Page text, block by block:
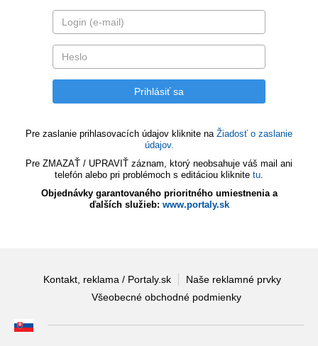
Pre zaslanie prihlasovacích údajov kliknite na Žiadosť o zaslanie
údajov.
Pre ZMAZAŤ / UPRAVIŤ záznam, ktorý neobsahuje váš mail ani
telefón alebo pri problémoch s editáciou kliknite tu.
Objednávky garantovaného prioritného umiestnenia a
ďalších služieb: www.portaly.sk
Kontakt, reklama / Portaly.sk
Naše reklamné prvky
Všeobecné obchodné podmienky